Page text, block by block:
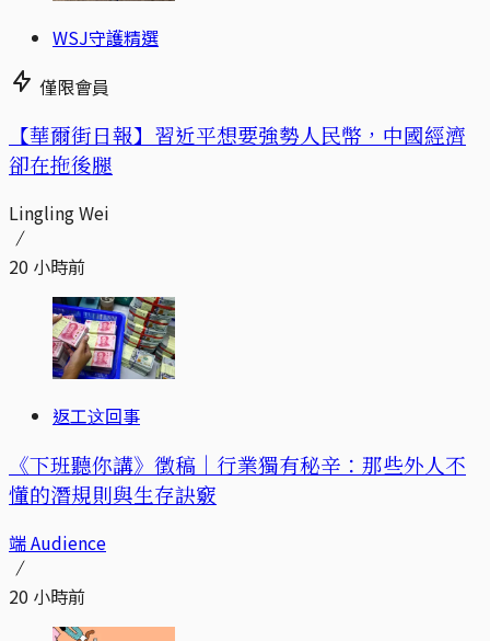
WSJ守護精選
僅限會員
【華爾街日報】習近平想要強勢人民幣，中國經濟
卻在拖後腿
Lingling Wei
20 小時前
返工这回事
《下班聽你講》徵稿｜行業獨有秘辛：那些外人不
懂的潛規則與生存訣竅
端 Audience
20 小時前